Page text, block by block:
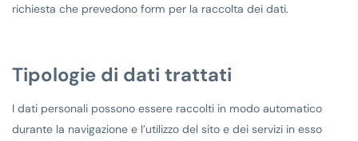
richiesta che prevedono form per la raccolta dei dati.
Tipologie di dati trattati
I dati personali possono essere raccolti in modo automatico
durante la navigazione e l’utilizzo del sito e dei servizi in esso